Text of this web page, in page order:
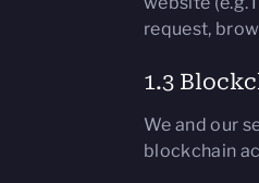
request,
1.3
We and our
blockchain